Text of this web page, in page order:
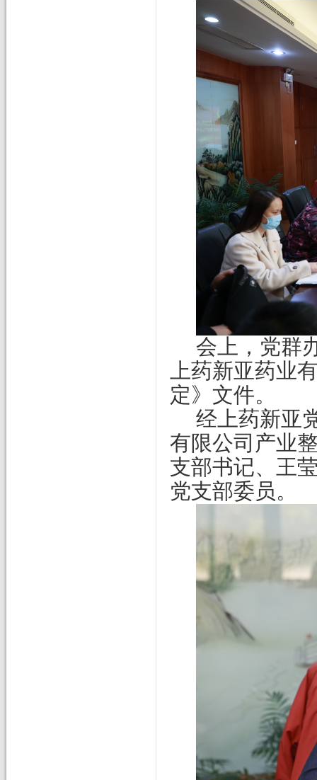
会上，党群
上药新亚药业
定》文件。
经上药新亚
有限公司产业
支部书记、王
党支部委员。